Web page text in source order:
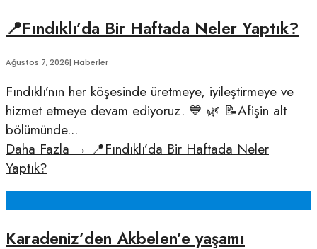
📍Fındıklı’da Bir Haftada Neler Yaptık?
Ağustos 7, 2026| Haberler
Fındıklı’nın her köşesinde üretmeye, iyileştirmeye ve
hizmet etmeye devam ediyoruz. 💙 🌿 📝Afişin alt
bölümünde...
Daha Fazla → 📍Fındıklı’da Bir Haftada Neler
Yaptık?
Karadeniz’den Akbelen’e yaşamı